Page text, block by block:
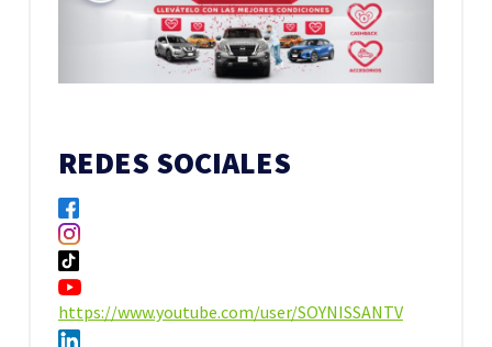
REDES SOCIALES
https://www.youtube.com/user/SOYNISSANTV